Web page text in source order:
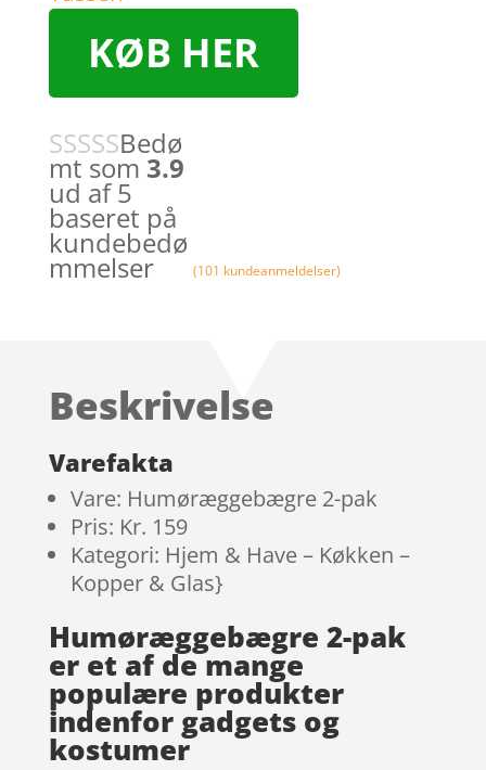
KØB HER
Bedø
mt som 3.9
ud af 5
baseret på
kundebedø
mmelser (101 kundeanmeldelser)
Beskrivelse
Varefakta
Vare: Humøræggebægre 2-pak
Pris: Kr. 159
Kategori: Hjem & Have – Køkken –
Kopper & Glas}
Humøræggebægre 2-pak
er et af de mange
populære produkter
indenfor gadgets og
kostumer